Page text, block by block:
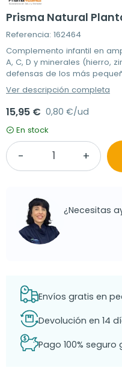
Prisma Natural
Referencia: 162464
Complemento infantil en
A, C, D y minerales (hierro,
defensas de los más
Ver descripción completa
15,95 € 0,80 €/ud
En stock
¿Necesitas
Envíos gratis en
Devolución en 14
Pago 100%